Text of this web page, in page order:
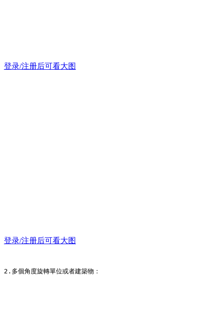
登录/注册后可看大图
登录/注册后可看大图
2.多個角度旋轉單位或者建築物：